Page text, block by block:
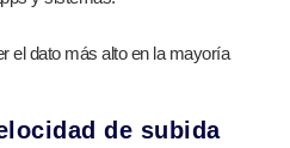
el dato más alto en la mayoría
de subida